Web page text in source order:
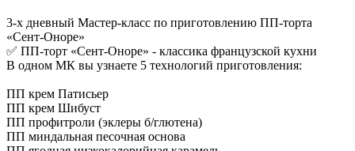
3-х дневный Мастер-класс по приготовлению ПП-торта
«Сент-Оноре»
✅ ПП-торт «Сент-Оноре» - классика французской кухни
В одном МК вы узнаете 5 технологий приготовления:
ПП крем Патисьер
ПП крем Шибуст
ПП профитроли (эклеры б/глютена)
ПП миндальная песочная основа